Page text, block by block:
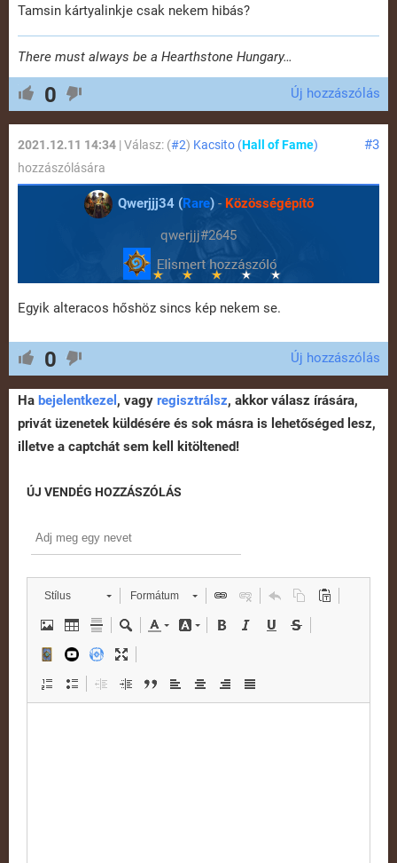
Tamsin kártyalinkje csak nekem hibás?
There must always be a Hearthstone Hungary…
0 Új hozzászólás
#3
2021.12.11 14:34 | Válasz: (#2) Kacsito (Hall of Fame)
hozzászólására
Qwerjjj34 (Rare)- Közösségépítő
qwerjjj#2645
Egyik alteracos hőshöz sincs kép nekem se.
0 Új hozzászólás
Ha bejelentkezel , vagy regisztrálsz, akkor válasz írására,
privát üzenetek küldésére és sok másra is lehetőséged lesz,
illetve a captchát sem kell kitöltened!
ÚJ VENDÉG HOZZÁSZÓLÁS
Stílus Formátum